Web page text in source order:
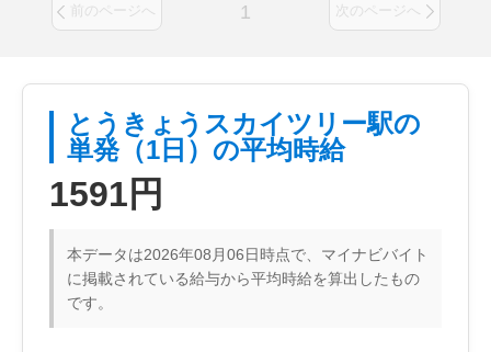
前のページへ 1 次のページへ
とうきょうスカイツリー駅の
単発（1日）の平均時給
1591円
本データは2026年08月06日時点で、マイナビバイト
に掲載されている給与から平均時給を算出したもの
です。